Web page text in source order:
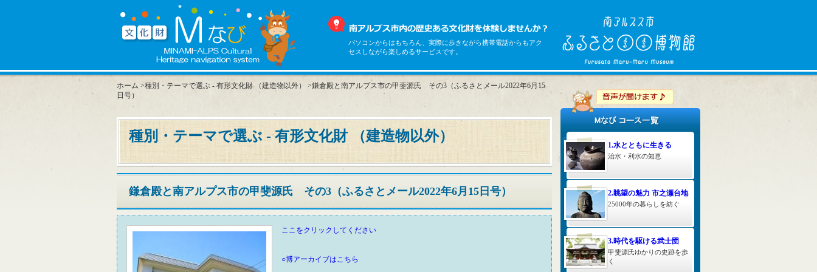
パソコンからはもちろん、実際に歩きながら携帯電話からもアク
セスしながら楽しめるサービスです。
1.水とともに生きる
治水・利水の知恵
2.眺望の魅力 市之瀬台地
25000年の暮らしを紡ぐ
3.時代を駆ける武士団
甲斐源氏ゆかりの史跡を歩
く
ホーム >種別・テーマで選ぶ - 有形文化財 （建造物以外）
>鎌倉殿と南アルプス市の甲斐源氏 その3（ふるさとメール2022年6月15
日号）
種別・テーマで選ぶ - 有形文化財 （建造物以外）
鎌倉殿と南アルプス市の甲斐源氏 その3（ふるさとメール2022年6月15日号）
ここをクリックしてください
○博アーカイブはこちら